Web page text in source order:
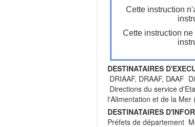
Cette instruction
Cette instruction
DESTINATAIRES
DRIAAF, DRAAF, DAAF
Directions du service
l'Alimentation et de la
DESTINATAIRES
Préfets de département